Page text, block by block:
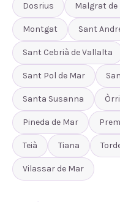
Dosrius Malgrat de
Montgat Sant
Sant Cebrià de Vallalta
Sant Pol de Mar
Santa Susanna
Pineda de Mar
Teià Tiana
Vilassar de Mar